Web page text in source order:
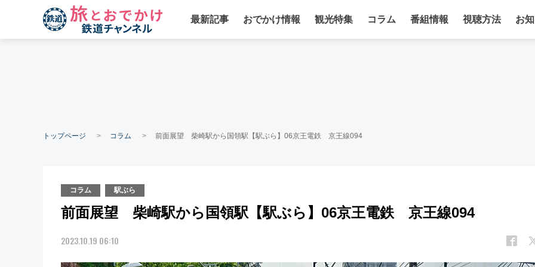
最新記事 おでかけ情報 観光特集 コラム 番組情報 視聴方法 お
トップページ コラム 前面展望 柴崎駅から国領駅【駅ぶら】06京王電鉄 京王線094
コラム 駅ぶら
前面展望 柴崎駅から国領駅【駅ぶら】06京王電鉄 京王線094
2023.10.19 06:10